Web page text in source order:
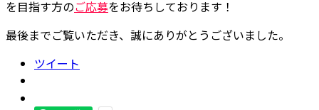
を目指す方のご応募をお待ちしております！
最後までご覧いただき、誠にありがとうございました。
ツイート